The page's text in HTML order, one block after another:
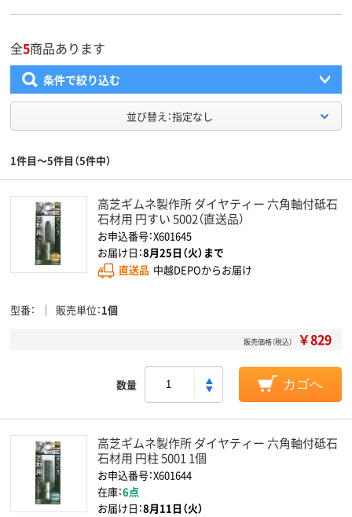
全5商品あります
条件で絞り込む
並び替え：指定なし
1件目～5件目（5件中）
高芝ギムネ製作所 ダイヤティー 六角軸付砥石
石材用 円すい 5002（直送品）
お申込番号：X601645
お届け日：8月25日（火）まで
直送品 中越DEPOからお届け
型番 販売単位 1個
販売価格（税込） ￥829
数量 カゴへ
高芝ギムネ製作所 ダイヤティー 六角軸付砥石
石材用 円柱 5001 1個
お申込番号：X601644
在庫：6点
お届け日：8月11日（火）